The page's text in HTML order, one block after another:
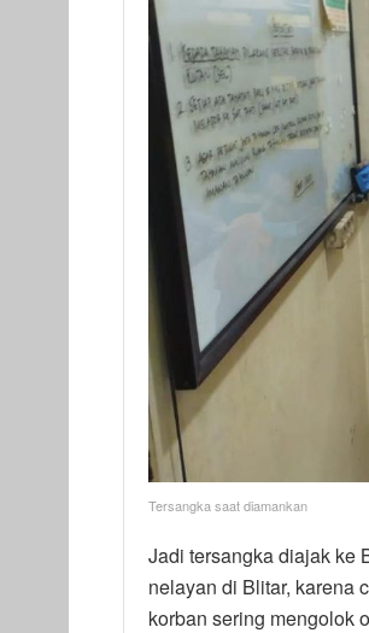
Tersangka saat diamankan
Jadi tersangka diajak ke
nelayan di Blitar, karena
korban sering mengolok